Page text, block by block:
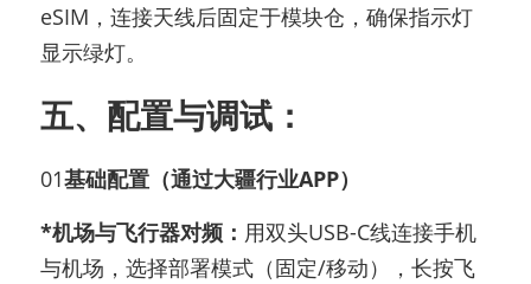
eSIM，连接天线后固定于模块仓，确保指示灯
显示绿灯。
五、配置与调试：
01基础配置（通过大疆行业APP）
*机场与飞行器对频： 用双头USB-C线连接手机
与机场，选择部署模式（固定/移动），长按飞